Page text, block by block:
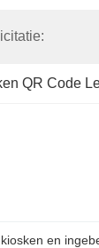
QR Code
en